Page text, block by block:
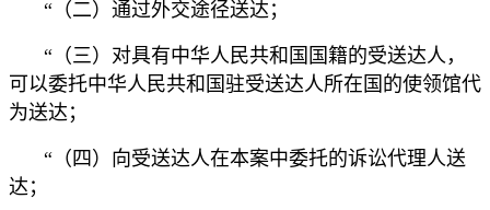
“（二）通过外交途径送达；
“（三）对具有中华人民共和国国籍的受送达人，
可以委托中华人民共和国驻受送达人所在国的使领馆代
为送达；
“（四）向受送达人在本案中委托的诉讼代理人送
达；